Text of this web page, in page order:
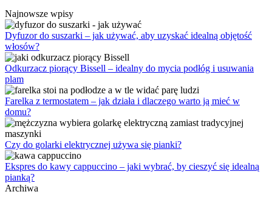
Najnowsze wpisy
Dyfuzor do suszarki – jak używać, aby uzyskać idealną objętość
włosów?
Odkurzacz piorący Bissell – idealny do mycia podłóg i usuwania
plam
Farelka z termostatem – jak działa i dlaczego warto ją mieć w
domu?
Czy do golarki elektrycznej używa się pianki?
Ekspres do kawy cappuccino – jaki wybrać, by cieszyć się idealną
pianką?
Archiwa